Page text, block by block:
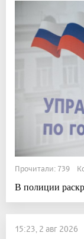
Прочитали: 739
В полиции
15:23, 2 авг 2026